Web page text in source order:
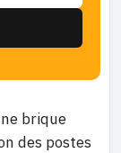
brique
des postes